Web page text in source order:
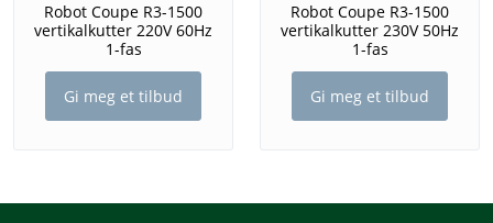
Robot Coupe R3-1500
vertikalkutter 220V 60Hz
1-fas
Gi meg et tilbud
Robot Coupe R3-1500
vertikalkutter 230V 50Hz
1-fas
Gi meg et tilbud